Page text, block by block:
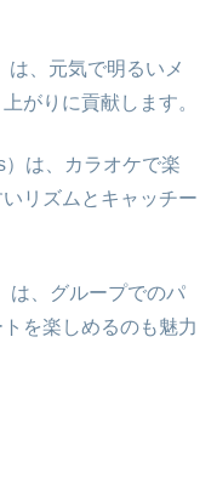
は、元気で明るいメ
がりに貢献します。
は、カラオケで楽
リズムとキャッチー
は、グループでのパ
を楽しめるのも魅力